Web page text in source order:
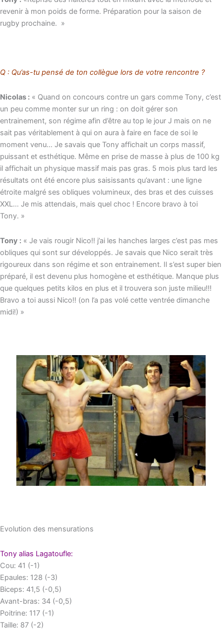
revenir à mon poids de forme. Préparation pour la saison de
rugby prochaine. »
Q : Qu’as-tu pensé de ton collègue lors de votre rencontre ?
Nicolas : « Quand on concours contre un gars comme Tony, c’est
un peu comme monter sur un ring : on doit gérer son
entrainement, son régime afin d’être au top le jour J mais on ne
sait pas véritablement à qui on aura à faire en face de soi le
moment venu… Je savais que Tony affichait un corps massif,
puissant et esthétique. Même en prise de masse à plus de 100 kg
il affichait un physique massif mais pas gras. 5 mois plus tard les
résultats ont été encore plus saisissants qu’avant : une ligne
étroite malgré ses obliques volumineux, des bras et des cuisses
XXL… Je mis attendais, mais quel choc ! Encore bravo à toi
Tony. »
Tony : « Je vais rougir Nico!! j’ai les hanches larges c’est pas mes
obliques qui sont sur développés. Je savais que Nico serait très
rigoureux dans son régime et son entrainement. Il s’est super bien
préparé, il est devenu plus homogène et esthétique. Manque plus
que quelques petits kilos en plus et il trouvera son juste milieu!!!
Bravo a toi aussi Nico!! (on l’a pas volé cette ventrée dimanche
midi!) »
Evolution des mensurations
Tony alias Lagatoufle:
Cou: 41 (-1)
Epaules: 128 (-3)
Biceps: 41,5 (-0,5)
Avant-bras: 34 (-0,5)
Poitrine: 117 (-1)
Taille: 87 (-2)